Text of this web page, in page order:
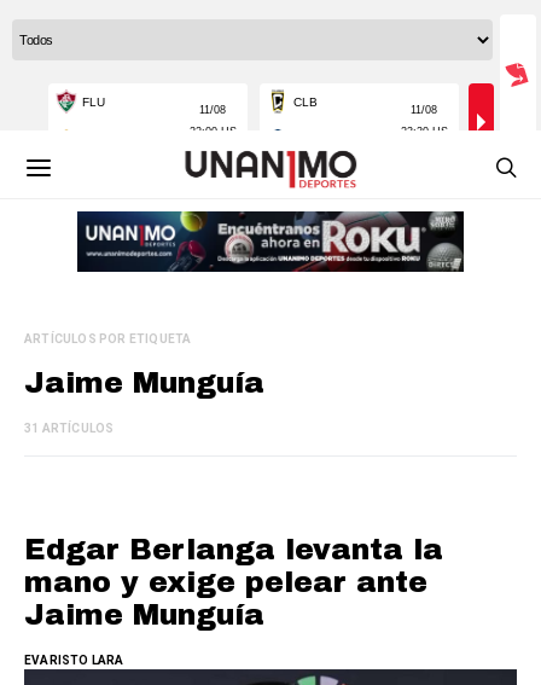
ARTÍCULOS POR ETIQUETA
Jaime Munguía
31 ARTÍCULOS
Edgar Berlanga levanta la
mano y exige pelear ante
Jaime Munguía
EVARISTO LARA